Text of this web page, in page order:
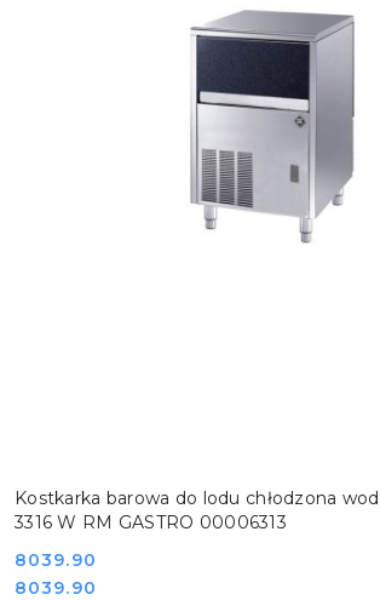
Kostkarka barowa do lodu chłodzona
3316 W RM GASTRO 00006313
Cena:
8039.90
Cena:
8039.90